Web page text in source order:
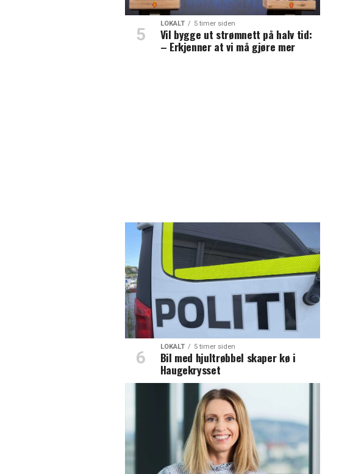
LOKALT 5 timer siden
Vil bygge ut strømnett på halv tid:
– Erkjenner at vi må gjøre mer
LOKALT 5 timer siden
Bil med hjultrøbbel skaper kø i
Haugekrysset